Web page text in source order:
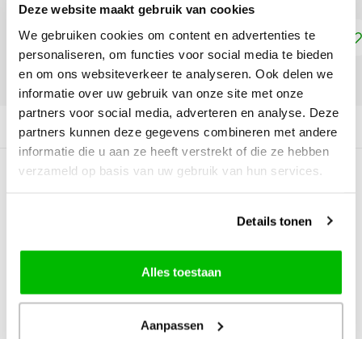
Deze website maakt gebruik van cookies
We gebruiken cookies om content en advertenties te
personaliseren, om functies voor social media te bieden
en om ons websiteverkeer te analyseren. Ook delen we
informatie over uw gebruik van onze site met onze
partners voor social media, adverteren en analyse. Deze
partners kunnen deze gegevens combineren met andere
informatie die u aan ze heeft verstrekt of die ze hebben
verzameld op basis van uw gebruik van hun services.
Details tonen
Alles toestaan
Aanpassen
Toevoegen aan winkelwagen
DELEN:
Productomschrijving
0 STERREN OP BASIS VAN 0